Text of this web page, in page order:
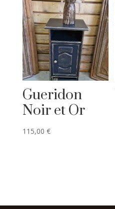
Gueridon
Noir et Or
115,00 €